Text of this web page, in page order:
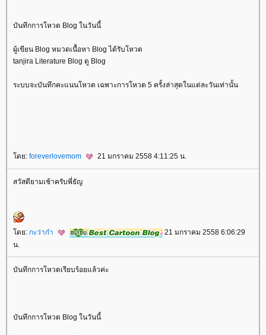
บันทึกการโหวต Blog ในวันนี้
ผู้เขียน Blog หมวดเนื้อหา Blog ได้รับโหวต
tanjira Literature Blog ดู Blog
ระบบจะบันทึกคะแนนโหวต เฉพาะการโหวต 5 ครั้งล่าสุดในแต่ละวันเท่านั้น
ดย: foreverlovemom 21 มกราคม 2558 4:11:25 น.
สวัสดียามเช้าครับพี่ธัญ
ดย: กะว่าก๋า
21 มกราคม 2558 6:06:29
น.
บันทึกการโหวตเรียบร้อยแล้วค่ะ
บันทึกการโหวต Blog ในวันนี้